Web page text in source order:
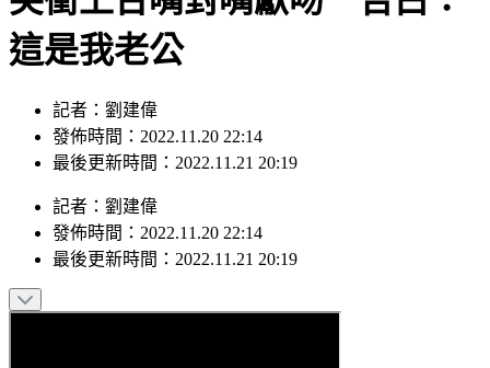
突衝上台嘴對嘴獻吻 告白：
這是我老公
記者：劉建偉
發佈時間：2022.11.20 22:14
記者：劉建偉
發佈時間：2022.11.20 22:14